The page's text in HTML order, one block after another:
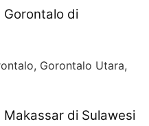
Gorontalo di
Gorontalo Utara,
di Sulawesi